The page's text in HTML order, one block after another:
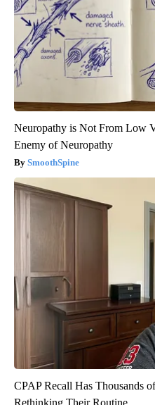
Neuropathy is Not From Low
Enemy of Neuropathy
SmoothSpine
CPAP Recall Has Thousands
Rethinking Their Routine